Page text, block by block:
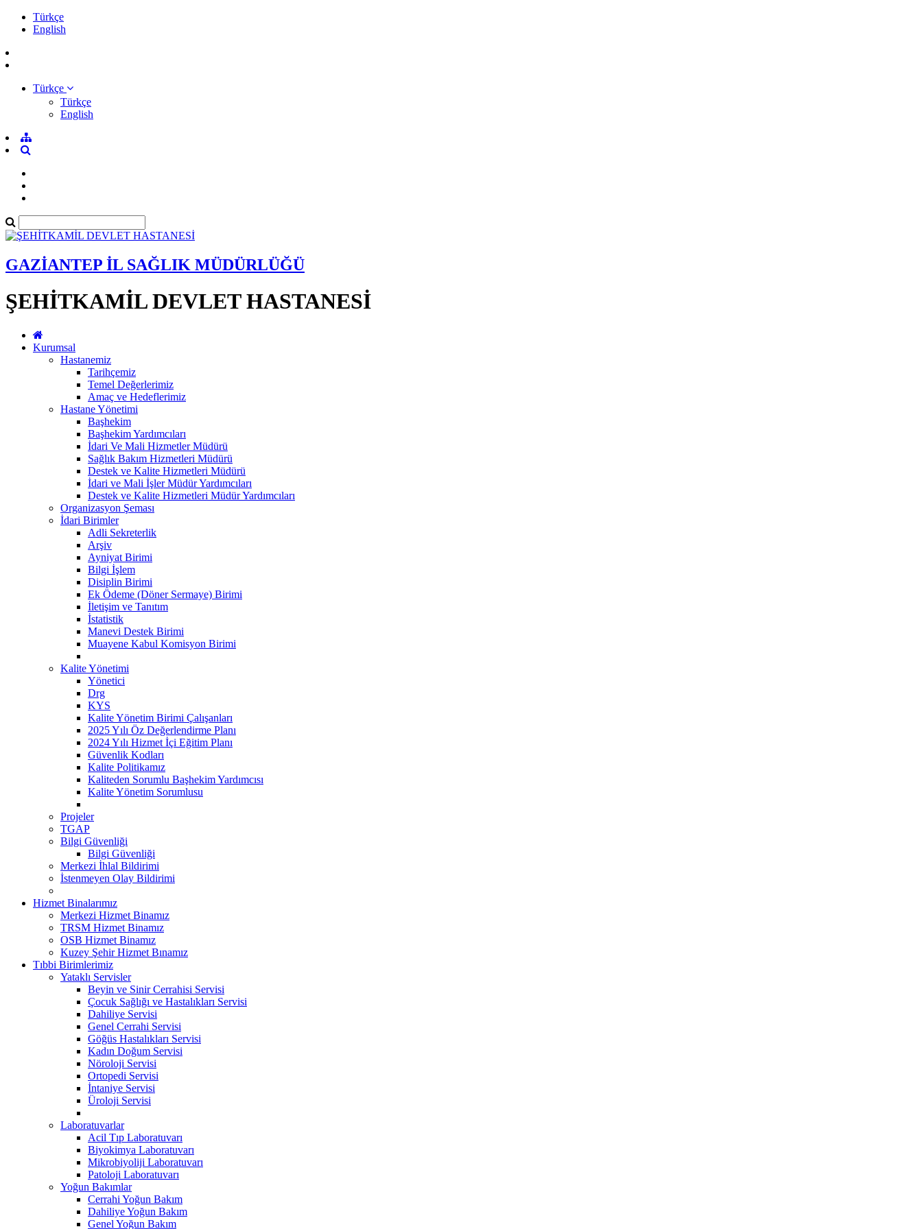
Türkçe
English
Türkçe
Türkçe
English
GAZİANTEP İL SAĞLIK MÜDÜRLÜĞÜ
ŞEHİTKAMİL DEVLET HASTANESİ
Kurumsal
Hastanemiz
Tarihçemiz
Temel Değerlerimiz
Amaç ve Hedeflerimiz
Hastane Yönetimi
Başhekim
Başhekim Yardımcıları
İdari Ve Mali Hizmetler Müdürü
Sağlık Bakım Hizmetleri Müdürü
Destek ve Kalite Hizmetleri Müdürü
İdari ve Mali İşler Müdür Yardımcıları
Destek ve Kalite Hizmetleri Müdür Yardımcıları
Organizasyon Şeması
İdari Birimler
Adli Sekreterlik
Arşiv
Ayniyat Birimi
Bilgi İşlem
Disiplin Birimi
Ek Ödeme (Döner Sermaye) Birimi
İletişim ve Tanıtım
İstatistik
Manevi Destek Birimi
Muayene Kabul Komisyon Birimi
Kalite Yönetimi
Yönetici
Drg
KYS
Kalite Yönetim Birimi Çalışanları
2025 Yılı Öz Değerlendirme Planı
2024 Yılı Hizmet İçi Eğitim Planı
Güvenlik Kodları
Kalite Politikamız
Kaliteden Sorumlu Başhekim Yardımcısı
Kalite Yönetim Sorumlusu
Projeler
TGAP
Bilgi Güvenliği
Bilgi Güvenliği
Merkezi İhlal Bildirimi
İstenmeyen Olay Bildirimi
Hizmet Binalarımız
Merkezi Hizmet Binamız
TRSM Hizmet Binamız
OSB Hizmet Binamız
Kuzey Şehir Hizmet Bınamız
Tıbbi Birimlerimiz
Yataklı Servisler
Beyin ve Sinir Cerrahisi Servisi
Çocuk Sağlığı ve Hastalıkları Servisi
Dahiliye Servisi
Genel Cerrahi Servisi
Göğüs Hastalıkları Servisi
Kadın Doğum Servisi
Nöroloji Servisi
Ortopedi Servisi
İntaniye Servisi
Üroloji Servisi
Laboratuvarlar
Acil Tıp Laboratuvarı
Biyokimya Laboratuvarı
Mikrobiyoliji Laboratuvarı
Patoloji Laboratuvarı
Yoğun Bakımlar
Cerrahi Yoğun Bakım
Dahiliye Yoğun Bakım
Genel Yoğun Bakım